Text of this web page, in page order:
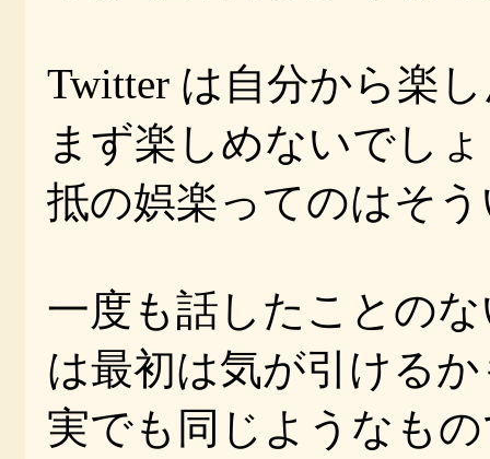
Twitter は自分から楽
まず楽しめないでし
抵の娯楽ってのはそ
一度も話したことの
は最初は気が引ける
実でも同じようなも